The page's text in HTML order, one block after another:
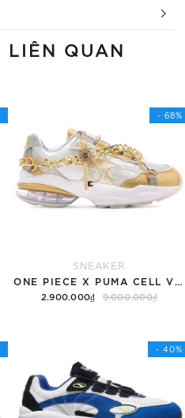
LIÊN QUAN
- 68%
SNEAKER
2.900.000₫ 9.000.000₫
- 40%